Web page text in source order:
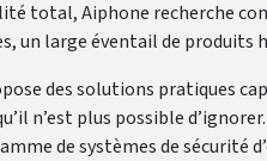
total, Aiphone recherche
un large éventail de
des solutions pratiques
n’est plus possible
de systèmes de sécurité